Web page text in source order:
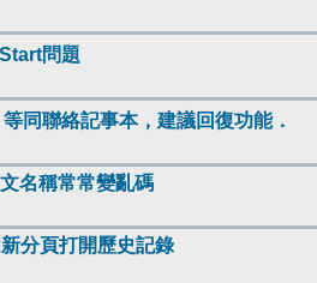
問題
同聯絡記事本，建議回復功能．
名稱常常變亂碼
分頁打開歷史記錄